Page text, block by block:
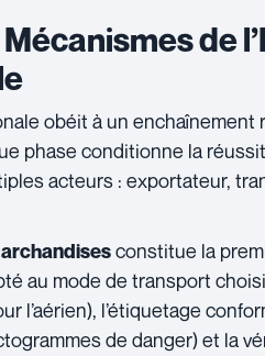
de
obéit à un
phase conditionne la
acteurs : exportateur,
constitue la
au mode de transport
l’aérien), l’étiquetage
de danger) et la